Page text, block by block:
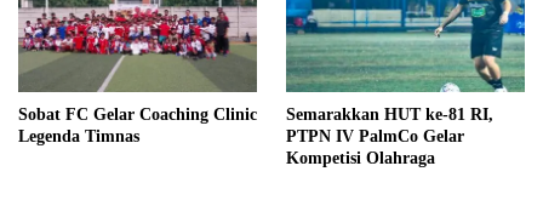
Sobat FC Gelar Coaching Clinic
Legenda Timnas
Semarakkan HUT ke-81 RI,
PTPN IV PalmCo Gelar
Kompetisi Olahraga